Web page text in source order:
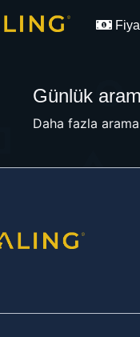
Günlük
Daha fazla